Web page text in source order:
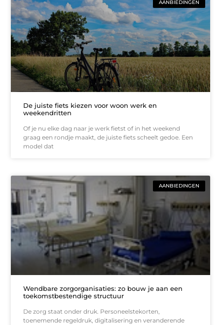
AANBIEDINGEN
De juiste fiets kiezen voor woon werk en
weekendritten
Of je nu elke dag naar je werk fietst of in het weekend
graag een rondje maakt, de juiste fiets scheelt gedoe. Een
model dat
AANBIEDINGEN
Wendbare zorgorganisaties: zo bouw je aan een
toekomstbestendige structuur
De zorg staat onder druk. Personeelstekorten,
toenemende regeldruk, digitalisering en veranderende